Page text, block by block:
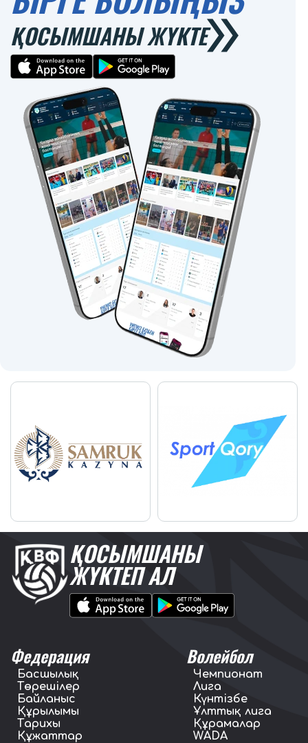
ҚОСЫМШАНЫ ЖҮКТЕ
ҚОСЫМШАНЫ
ЖҮКТЕП АЛ
Федерация
Басшылық
Төрешілер
Байланыс
Құрылымы
Тарихы
Құжаттар
Волейбол
Чемпионат
Лига
Күнтізбе
Ұлттық лига
Құрамалар
WADA